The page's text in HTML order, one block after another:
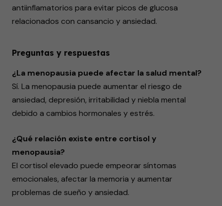
antiinflamatorios para evitar picos de glucosa
relacionados con cansancio y ansiedad.
Preguntas y respuestas
¿La menopausia puede afectar la salud mental?
Sí. La menopausia puede aumentar el riesgo de
ansiedad, depresión, irritabilidad y niebla mental
debido a cambios hormonales y estrés.
¿Qué relación existe entre cortisol y
menopausia?
El cortisol elevado puede empeorar síntomas
emocionales, afectar la memoria y aumentar
problemas de sueño y ansiedad.